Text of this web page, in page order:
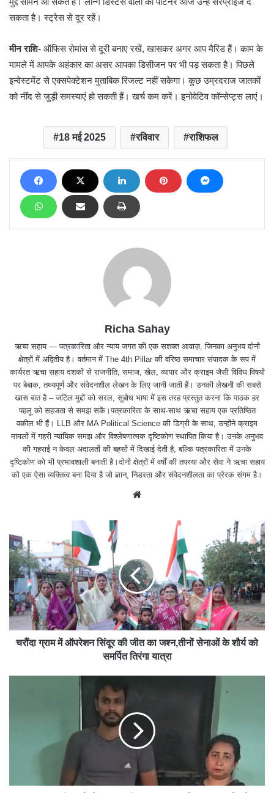
सकता है। स्ट्रेस से दूर रहें।
मीन राशि- ऑफिस रोमांस से दूरी बनाए रखें, खासकर अगर आप मैरिड हैं। काम के
मामले में आपके अहंकार का असर आपका डिसीजन पर भी पड़ सकता है। पिछले
इन्वेस्टमेंट से एक्सपेक्टेशन मुताबिक रिजल्ट नहीं सकेगा। कुछ उम्रदराज जातकों
को नींद से जुड़ी समस्याएं हो सकती हैं। खर्च कम करें। इनोवेटिव कॉन्सेप्ट्स लाएं।
18 मई 2025 रविवार राशिफल
Richa Sahay
ऋचा सहाय — पत्रकारिता और न्याय जगत की एक सशक्त आवाज़, जिनका अनुभव दोनों
क्षेत्रों में अद्वितीय है। वर्तमान में The 4th Pillar की वरिष्ठ समाचार संपादक के रूप में
कार्यरत ऋचा सहाय दशकों से राजनीति, समाज, खेल, व्यापार और क्राइम जैसी विविध विषयों
पर बेबाक, तथ्यपूर्ण और संवेदनशील लेखन के लिए जानी जाती हैं। उनकी लेखनी की सबसे
खास बात है – जटिल मुद्दों को सरल, सुबोध भाषा में इस तरह प्रस्तुत करना कि पाठक हर
पहलू को सहजता से समझ सकें।पत्रकारिता के साथ-साथ ऋचा सहाय एक प्रतिष्ठित
वकील भी हैं। LLB और MA Political Science की डिग्री के साथ, उन्होंने क्राइम
मामलों में गहरी न्यायिक समझ और विश्लेषणात्मक दृष्टिकोण स्थापित किया है। उनके अनुभव
की गहराई न केवल अदालतों की बहसों में दिखाई देती है, बल्कि पत्रकारिता में उनके
दृष्टिकोण को भी प्रभावशाली बनाती है।दोनों क्षेत्रों में वर्षों की तपस्या और सेवा ने ऋचा सहाय
को एक ऐसा व्यक्तित्व बना दिया है जो ज्ञान, निडरता और संवेदनशीलता का प्रेरक संगम है।
चरौंदा ग्राम में ऑपरेशन सिंदूर की जीत का जश्न,तीनों सेनाओं के शौर्य को
समर्पित तिरंगा यात्रा